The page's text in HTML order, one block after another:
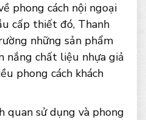
phong cách nội ngoại
cấp thiết đó, Thanh
những sản phẩm
nắng chất liệu nhựa giả
phong cách khách
quan sử dụng và phong